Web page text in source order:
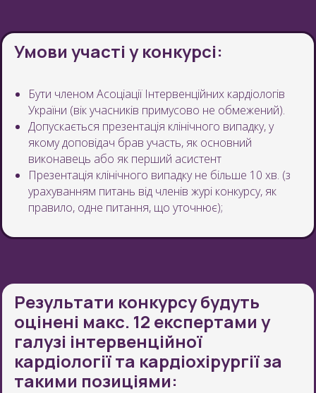
Умови участі у конкурсі:
Бути членом Асоціації Інтервенційних кардіологів
України (вік учасників примусово не обмежений).
Допускається презентація клінічного випадку, у
якому доповідач брав участь, як основний
виконавець або як перший асистент
Презентація клінічного випадку не більше 10 хв. (з
урахуванням питань від членів журі конкурсу, як
правило, одне питання, що уточнює);
Результати конкурсу будуть
оцінені макс. 12 експертами у
галузі інтервенційної
кардіології та кардіохірургії за
такими позиціями: